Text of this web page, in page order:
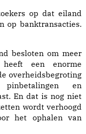
op dat eiland
op banktransacties.
besloten om meer
een enorme
overheidsbegroting
en
En dat is nog niet
wordt verhoogd
het ophalen van